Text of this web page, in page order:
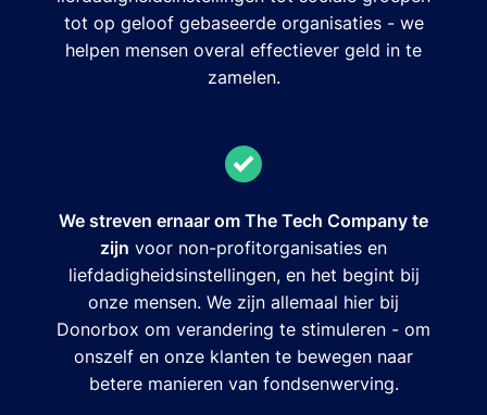
tot op geloof gebaseerde organisaties - we
helpen mensen overal effectiever geld in te
zamelen.
We streven ernaar om The Tech Company te
zijn voor non-profitorganisaties en
liefdadigheidsinstellingen, en het begint bij
onze mensen. We zijn allemaal hier bij
Donorbox om verandering te stimuleren - om
onszelf en onze klanten te bewegen naar
betere manieren van fondsenwerving.